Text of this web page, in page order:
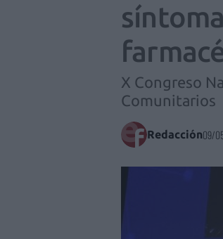
X Congreso
Comunitarios
Redacción09/